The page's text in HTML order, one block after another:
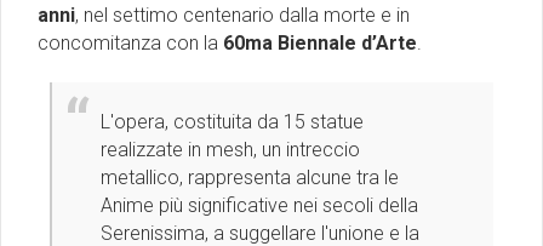
anni, nel settimo centenario dalla morte e in
concomitanza con la 60ma Biennale d’Arte.
L'opera, costituita da 15 statue
realizzate in mesh, un intreccio
metallico, rappresenta alcune tra le
Anime più significative nei secoli della
Serenissima, a suggellare l'unione e la